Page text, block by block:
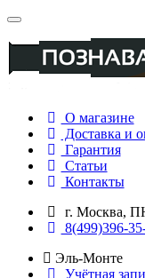
О магазине
Доставка и
Гарантия
Статьи
Контакты
г. Москва,
8(499)396-
Эль-Монте
Учётная